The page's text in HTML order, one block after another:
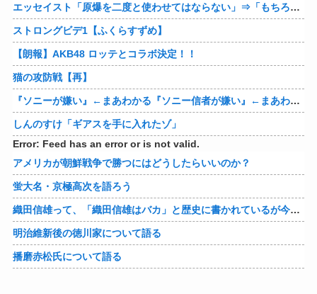
エッセイスト「原爆を二度と使わせてはならない」⇒「もちろん中国の核も非難する？」⇒「中国の核は綺麗な核！」
ストロングビデ1【ふくらすずめ】
【朗報】AKB48 ロッテとコラボ決定！！
猫の攻防戦【再】
『ソニーが嫌い』←まあわかる『ソニー信者が嫌い』←まあわかる『任天堂信者が嫌い』←まあわかる
しんのすけ「ギアスを手に入れたゾ」
Error: Feed has an error or is not valid.
アメリカが朝鮮戦争で勝つにはどうしたらいいのか？
蛍大名・京極高次を語ろう
織田信雄って、「織田信雄はバカ」と歴史に書かれているが今まで家が残っているんでバカではないよな？
明治維新後の徳川家について語る
播磨赤松氏について語る